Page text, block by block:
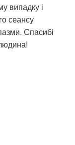
випадку і
сеансу
Спасибі